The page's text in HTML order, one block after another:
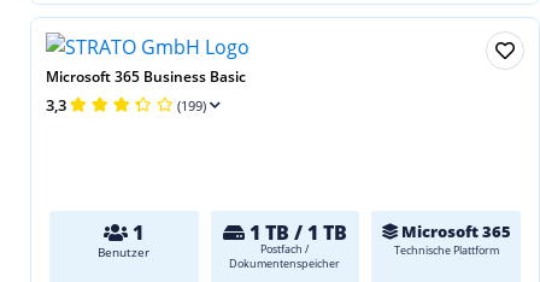
Microsoft 365 Business Basic
3,3 (199)
1
Benutzer
1 TB / 1 TB
Postfach /
Dokumentenspeicher
Microsoft 365
Technische Plattform